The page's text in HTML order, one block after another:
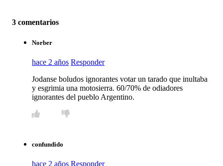
3 comentarios
Norber
hace 2 años Responder
Jodanse boludos ignorantes votar un tarado que inultaba
y esgrimia una motosierra. 60/70% de odiadores
ignorantes del pueblo Argentino.
confundido
hace 2 años Responder